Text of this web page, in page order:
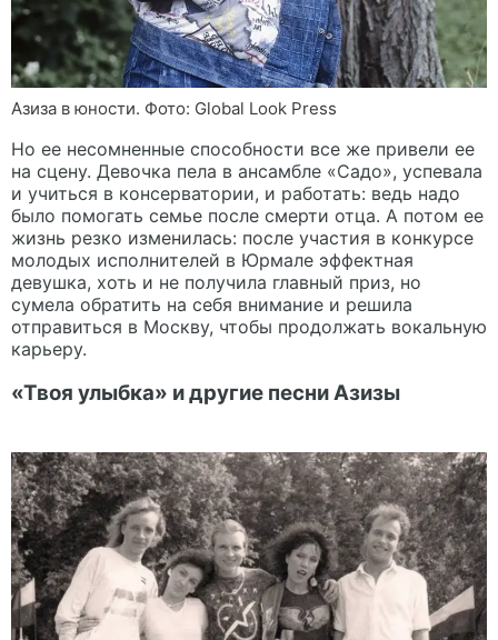
Азиза в юности. Фото: Global Look Press
Но ее несомненные способности все же привели ее
на сцену. Девочка пела в ансамбле «Садо», успевала
и учиться в консерватории, и работать: ведь надо
было помогать семье после смерти отца. А потом ее
жизнь резко изменилась: после участия в конкурсе
молодых исполнителей в Юрмале эффектная
девушка, хоть и не получила главный приз, но
сумела обратить на себя внимание и решила
отправиться в Москву, чтобы продолжать вокальную
карьеру.
«Твоя улыбка» и другие песни Азизы